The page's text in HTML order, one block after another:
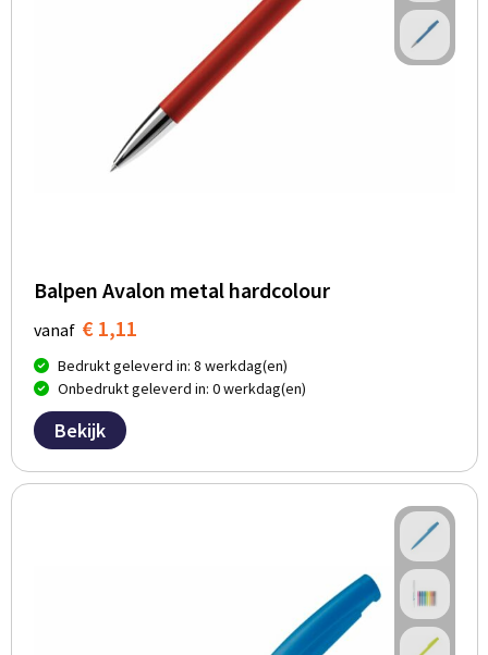
Balpen Avalon metal hardcolour
vanaf € 1,11
Bedrukt geleverd in: 8 werkdag(en)
Onbedrukt geleverd in: 0 werkdag(en)
Bekijk